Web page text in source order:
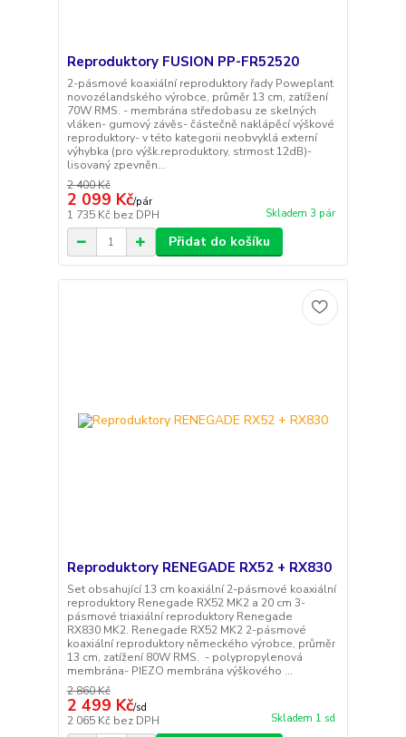
Reproduktory FUSION PP-FR52520
2-pásmové koaxiální reproduktory řady Poweplant
novozélandského výrobce, průměr 13 cm, zatížení
70W RMS. - membrána středobasu ze skelných
vláken- gumový závěs- částečně naklápěcí výškové
reproduktory- v této kategorii neobvyklá externí
výhybka (pro výšk.reproduktory, strmost 12dB)-
lisovaný zpevněn...
2 400 Kč
2 099 Kč/pár
1 735 Kč bez DPH Skladem 3 pár
Přidat do košíku
Reproduktory RENEGADE RX52 + RX830
Set obsahující 13 cm koaxiální 2-pásmové koaxiální
reproduktory Renegade RX52 MK2 a 20 cm 3-
pásmové triaxiální reproduktory Renegade
RX830 MK2. Renegade RX52 MK2 2-pásmové
koaxiální reproduktory německého výrobce, průměr
13 cm, zatížení 80W RMS. - polypropylenová
membrána- PIEZO membrána výškového ...
2 860 Kč
2 499 Kč/sd
2 065 Kč bez DPH Skladem 1 sd